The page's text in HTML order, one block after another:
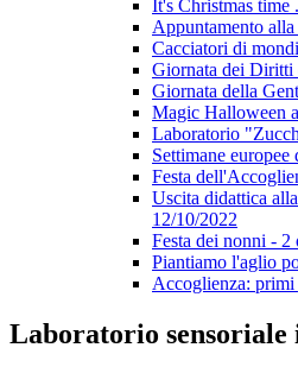
It's Christmas
Appuntamento
Cacciatori di
Giornata dei Diritti
Giornata della
Magic Halloween
Laboratorio
Settimane
Festa
Uscita didattica
12/10/2022
Festa dei nonni - 2
Piantiamo l'aglio
Accoglienza:
Laboratorio sensoriale